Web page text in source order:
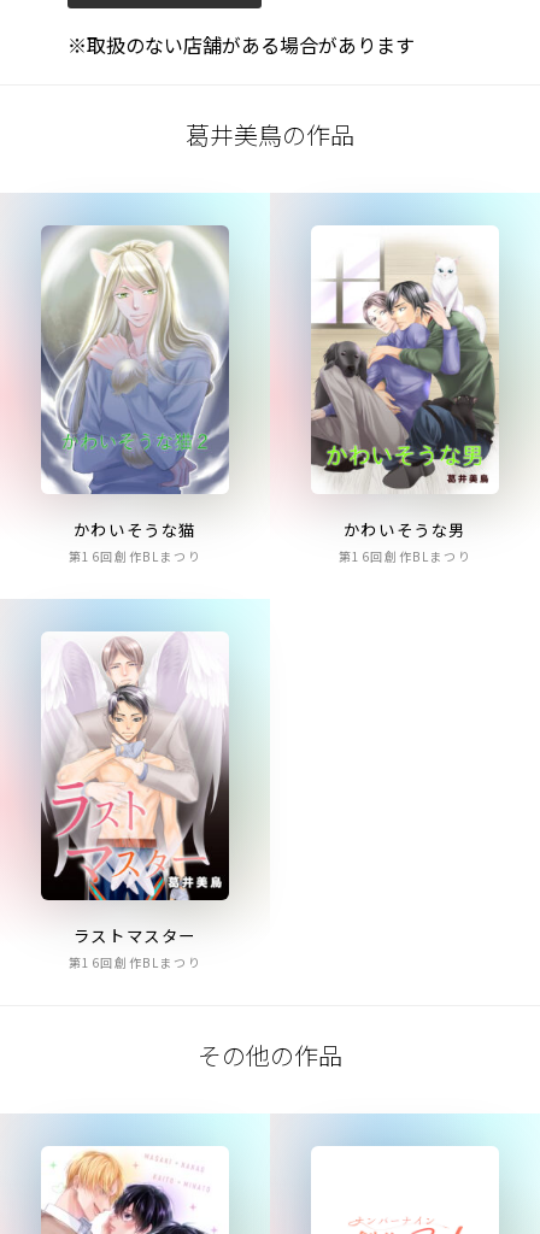
※取扱のない店舗がある場合があります
葛井美鳥の作品
かわいそうな猫
第16回創作BLまつり
かわいそうな男
第16回創作BLまつり
ラストマスター
第16回創作BLまつり
その他の作品